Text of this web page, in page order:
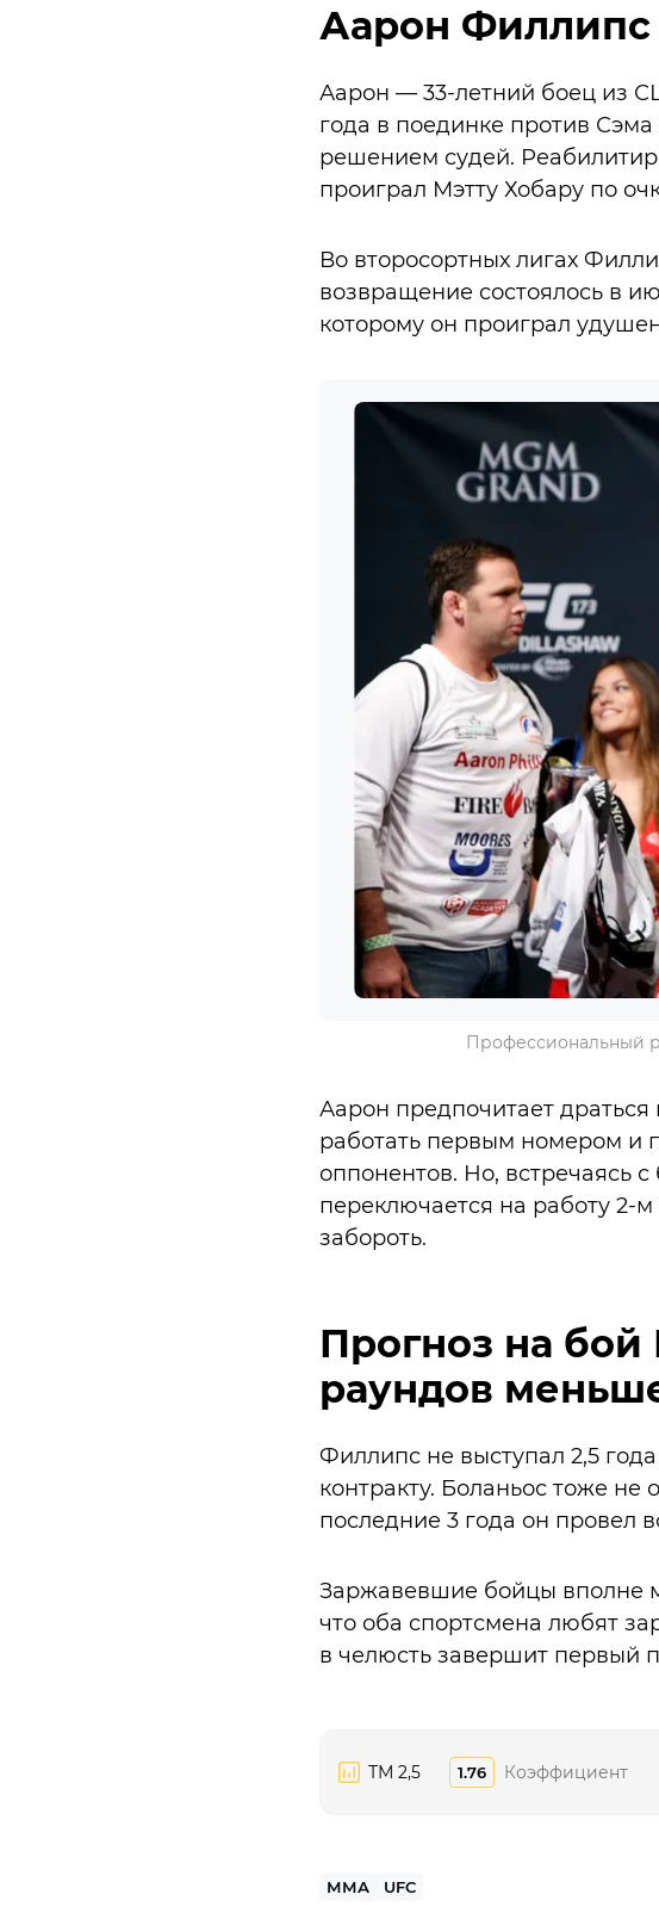
Аарон Филлипс
Аарон — 33-летний боец из
года в поединке против
решением судей.
проиграл Мэтту Хобару по
Во второсортных лигах
возвращение состоялось в
которому он проиграл
Профессиональный
Аарон предпочитает драться
работать первым номером и
оппонентов. Но, встречаясь
переключается на работу 2-
забороть.
Прогноз на
раундов
Филлипс не выступал 2,5
контракту. Боланьос тоже не
последние 3 года он провел
Заржавевшие бойцы вполне
что оба спортсмена любят
в челюсть завершит первый
ТМ 2,5 1.76 Коэффициент
ММА UFC